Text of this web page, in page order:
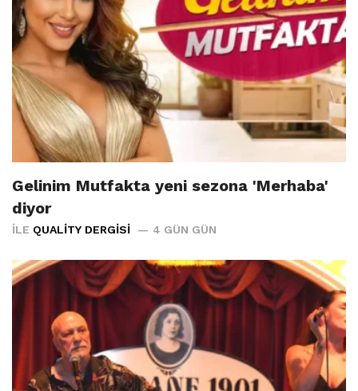
Gelinim Mutfakta yeni sezona 'Merhaba'
diyor
İLE QUALITY DERGISI 4 GÜN GÜN